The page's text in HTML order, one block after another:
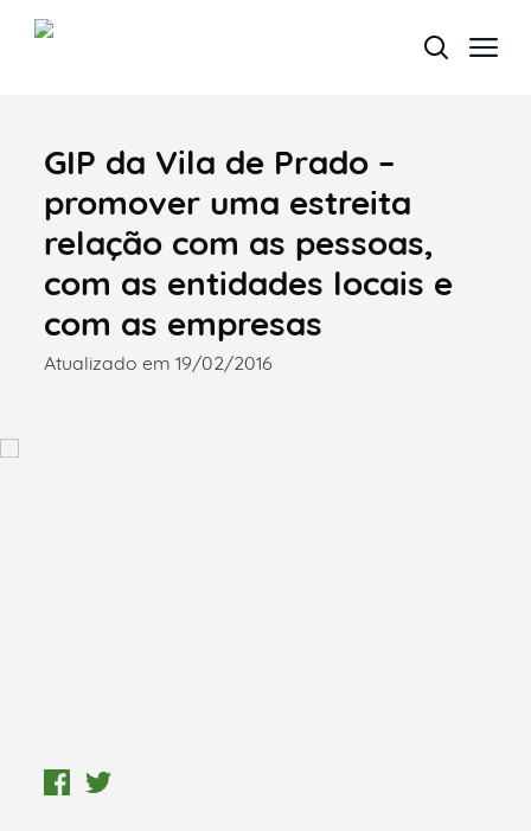
Termo de Pesquisa
Categorias gerais
GIP da Vila de Prado –
promover uma estreita
relação com as pessoas,
com as entidades locais e
com as empresas
Atualizado em 19/02/2016